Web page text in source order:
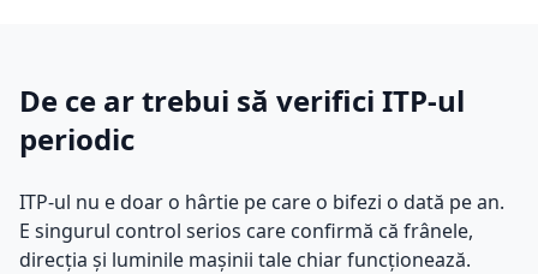
De ce ar trebui să verifici ITP-ul
periodic
ITP-ul nu e doar o hârtie pe care o bifezi o dată pe an.
E singurul control serios care confirmă că frânele,
direcția și luminile mașinii tale chiar funcționează.